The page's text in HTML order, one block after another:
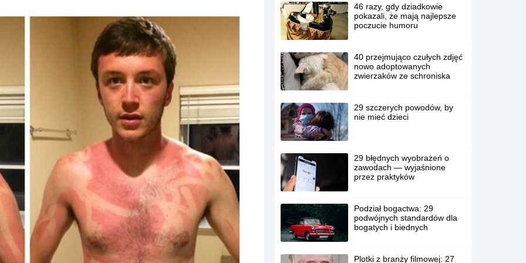
46 razy, gdy dziadkowie
pokazali, że mają najlepsze
poczucie humoru
40 przejmująco czułych zdjęć
nowo adoptowanych
zwierzaków ze schroniska
29 szczerych powodów, by
nie mieć dzieci
29 błędnych wyobrażeń o
zawodach — wyjaśnione
przez praktyków
Podział bogactwa: 29
podwójnych standardów dla
bogatych i biednych
Plotki z branży filmowej: 27